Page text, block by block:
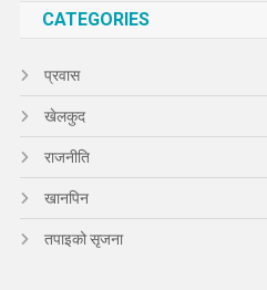
CATEGORIES
प्रवास
खेलकुद
राजनीति
खानपिन
तपाइको सृजना